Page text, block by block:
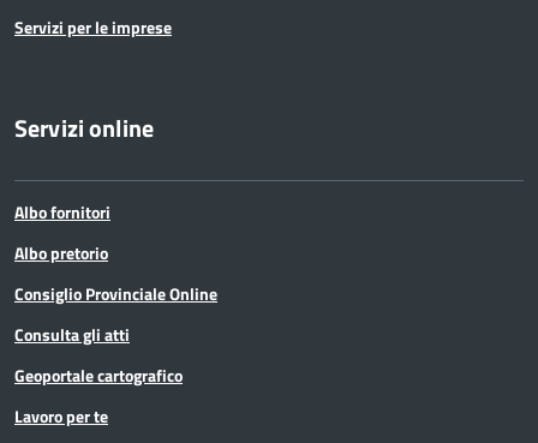
Servizi per le imprese
Servizi online
Albo fornitori
Albo pretorio
Consiglio Provinciale Online
Consulta gli atti
Geoportale cartografico
Lavoro per te